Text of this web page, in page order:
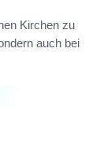
Kirchen zu
auch bei